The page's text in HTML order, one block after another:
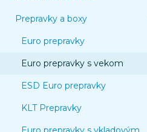
Prepravky a boxy
Euro prepravky
Euro prepravky s vekom
ESD Euro prepravky
KLT Prepravky